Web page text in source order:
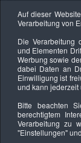
Keine Termine
Copyright ©
Auf dieser
Verarbeitung von
Die Verarbeitung
und Elementen
Werbung sowie
dabei Daten an
Einwilligung ist
und kann jederzeit
Bitte beachten
berechtigtem
Verarbeitung zu
"Einstellungen"